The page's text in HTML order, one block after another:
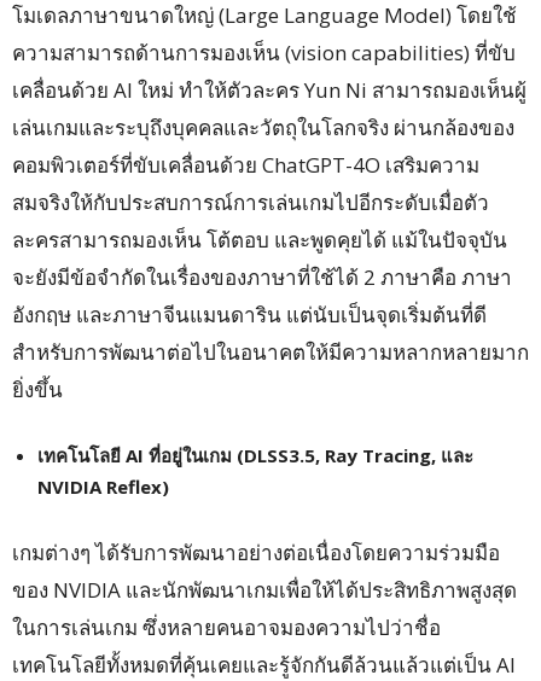
โมเดลภาษาขนาดใหญ่ (Large Language Model) โดยใช้
ความสามารถด้านการมองเห็น (vision capabilities) ที่ขับ
เคลื่อนด้วย AI ใหม่ ทำให้ตัวละคร Yun Ni สามารถมองเห็นผู้
เล่นเกมและระบุถึงบุคคลและวัตถุในโลกจริง ผ่านกล้องของ
คอมพิวเตอร์ที่ขับเคลื่อนด้วย ChatGPT-4O เสริมความ
สมจริงให้กับประสบการณ์การเล่นเกมไปอีกระดับเมื่อตัว
ละครสามารถมองเห็น โต้ตอบ และพูดคุยได้ แม้ในปัจจุบัน
จะยังมีข้อจำกัดในเรื่องของภาษาที่ใช้ได้ 2 ภาษาคือ ภาษา
อังกฤษ และภาษาจีนแมนดาริน แต่นับเป็นจุดเริ่มต้นที่ดี
สำหรับการพัฒนาต่อไปในอนาคตให้มีความหลากหลายมาก
ยิ่งขึ้น
เทคโนโลยี AI ที่อยู่ในเกม (DLSS3.5, Ray Tracing, และ
NVIDIA Reflex)
เกมต่างๆ ได้รับการพัฒนาอย่างต่อเนื่องโดยความร่วมมือ
ของ NVIDIA และนักพัฒนาเกมเพื่อให้ได้ประสิทธิภาพสูงสุด
ในการเล่นเกม ซึ่งหลายคนอาจมองความไปว่าชื่อ
เทคโนโลยีทั้งหมดที่คุ้นเคยและรู้จักกันดีล้วนแล้วแต่เป็น AI